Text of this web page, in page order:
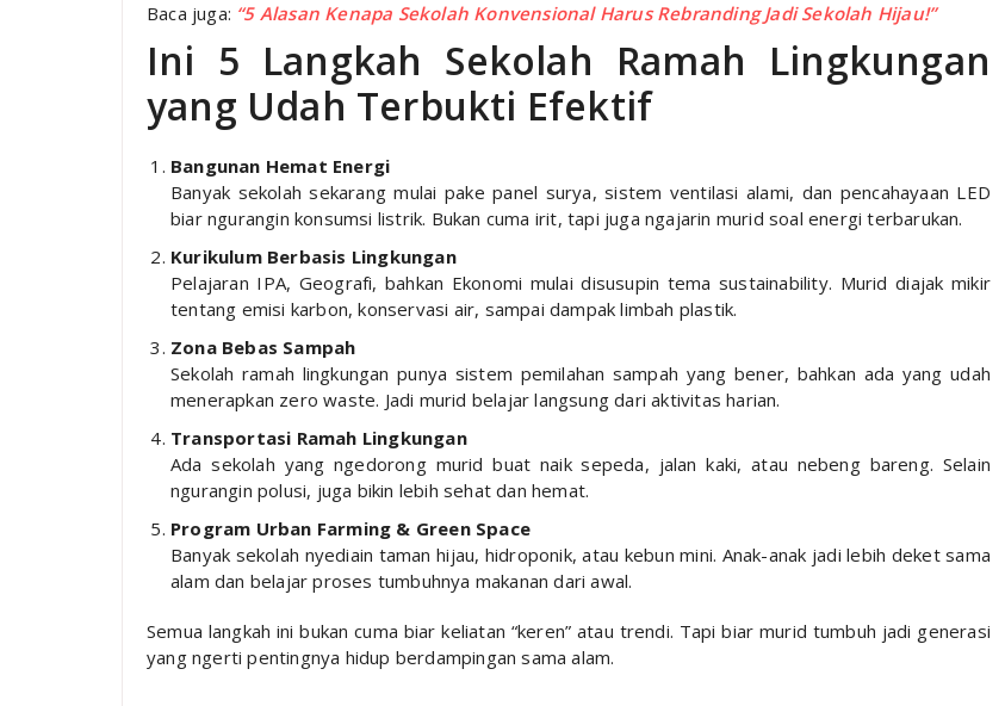
Baca juga: “5 Alasan Kenapa Sekolah Konvensional Harus Rebranding Jadi Sekolah Hijau!”
Ini 5 Langkah Sekolah Ramah Lingkungan
yang Udah Terbukti Efektif
Bangunan Hemat Energi
Banyak sekolah sekarang mulai pake panel surya, sistem ventilasi alami, dan pencahayaan LED
biar ngurangin konsumsi listrik. Bukan cuma irit, tapi juga ngajarin murid soal energi terbarukan.
Kurikulum Berbasis Lingkungan
Pelajaran IPA, Geografi, bahkan Ekonomi mulai disusupin tema sustainability. Murid diajak mikir
tentang emisi karbon, konservasi air, sampai dampak limbah plastik.
Zona Bebas Sampah
Sekolah ramah lingkungan punya sistem pemilahan sampah yang bener, bahkan ada yang udah
menerapkan zero waste. Jadi murid belajar langsung dari aktivitas harian.
Transportasi Ramah Lingkungan
Ada sekolah yang ngedorong murid buat naik sepeda, jalan kaki, atau nebeng bareng. Selain
ngurangin polusi, juga bikin lebih sehat dan hemat.
Program Urban Farming & Green Space
Banyak sekolah nyediain taman hijau, hidroponik, atau kebun mini. Anak-anak jadi lebih deket sama
alam dan belajar proses tumbuhnya makanan dari awal.
Semua langkah ini bukan cuma biar keliatan “keren” atau trendi. Tapi biar murid tumbuh jadi generasi
yang ngerti pentingnya hidup berdampingan sama alam.